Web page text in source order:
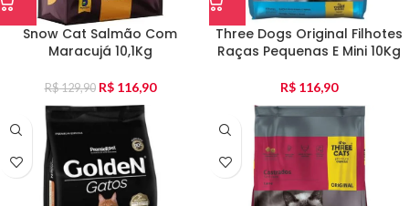
Snow Cat Salmão Com
Maracujá 10,1Kg
R$129,90 R$116,90
Three Dogs Original Filhotes
Raças Pequenas E Mini 10Kg
R$ 116,90